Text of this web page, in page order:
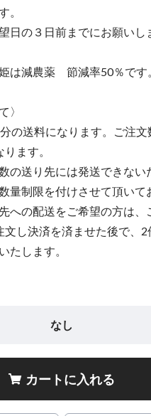
。
日の３日前までにお願いし
は減農薬 節減率50％です
〉
の送料になります。ご注文
ます。
の送り先には発送できない
量制限を付けさせて頂いて
への配送をご希望の方は、
文し決済を済ませた後で、2
たします。
なし
カートに入れる